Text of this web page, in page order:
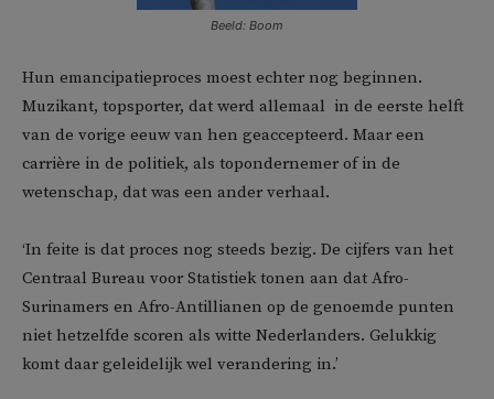
Beeld: Boom
Hun emancipatieproces moest echter nog beginnen.
Muzikant, topsporter, dat werd allemaal in de eerste helft
van de vorige eeuw van hen geaccepteerd. Maar een
carrière in de politiek, als topondernemer of in de
wetenschap, dat was een ander verhaal.
‘In feite is dat proces nog steeds bezig. De cijfers van het
Centraal Bureau voor Statistiek tonen aan dat Afro-
Surinamers en Afro-Antillianen op de genoemde punten
niet hetzelfde scoren als witte Nederlanders. Gelukkig
komt daar geleidelijk wel verandering in.’